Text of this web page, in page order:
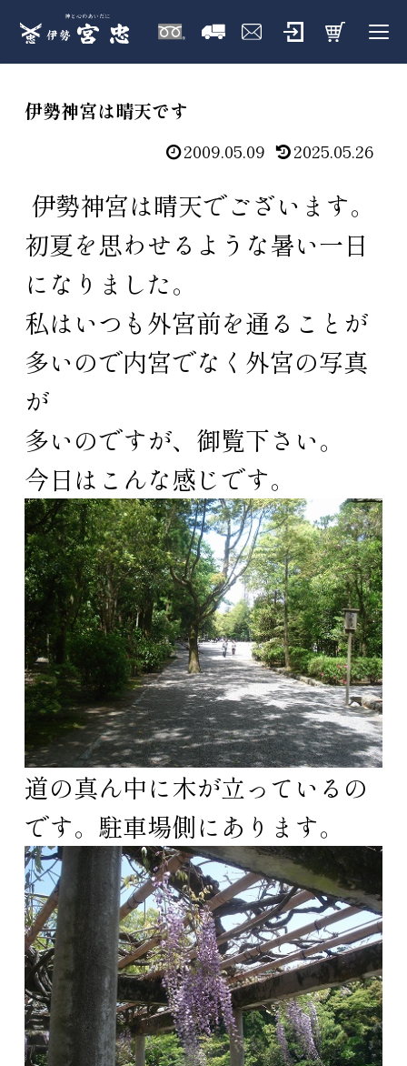
伊勢神宮は晴天です
2009.05.09 2025.05.26
伊勢神宮は晴天でございます。
初夏を思わせるような暑い一日
になりました。
私はいつも外宮前を通ることが
多いので内宮でなく外宮の写真
が
多いのですが、御覧下さい。
今日はこんな感じです。
道の真ん中に木が立っているの
です。駐車場側にあります。